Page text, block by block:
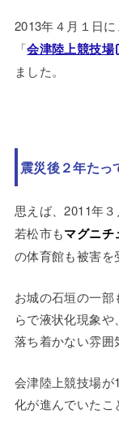
2013年４月１日
「会津陸上競技場
ました。
震災後２年たっ
思えば、2011年
若松市もマグニチ
の体育館も被害を
お城の石垣の一
らで液状化現象
落ち着かない雰囲
会津陸上競技場が
化が進んでいたこ